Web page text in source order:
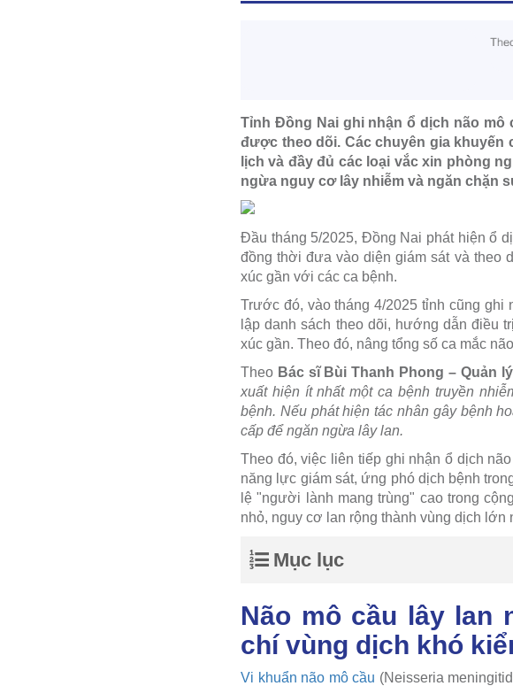
Tỉnh Đồng Nai ghi nhận ổ dịch não mô
được theo dõi. Các chuyên gia khuyến
lịch và đầy đủ các loại vắc xin phòng
ngừa nguy cơ lây nhiễm và ngăn chặn
Đầu tháng 5/2025, Đồng Nai phát hiện ổ
đồng thời đưa vào diện giám sát và theo
xúc gần với các ca bệnh.
Trước đó, vào tháng 4/2025 tỉnh cũng ghi
lập danh sách theo dõi, hướng dẫn điều
xúc gần. Theo đó, nâng tổng số ca mắc
Theo Bác sĩ Bùi Thanh Phong – Quản
xuất hiện ít nhất một ca bệnh truyền
bệnh. Nếu phát hiện tác nhân gây bệnh
cấp để ngăn ngừa lây lan.
Theo đó, việc liên tiếp ghi nhận ổ dịch
năng lực giám sát, ứng phó dịch bệnh
lệ "người lành mang trùng" cao trong
nhỏ, nguy cơ lan rộng thành vùng dịch
Mục lục
Não mô cầu lây lan
chí vùng dịch khó
Vi khuẩn não mô cầu (Neisseria